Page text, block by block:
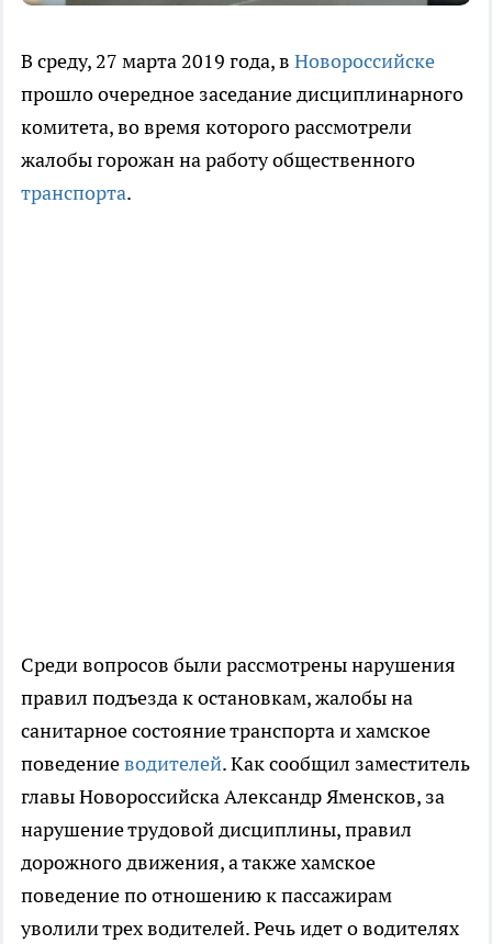
В среду, 27 марта 2019 года, в Новороссийске
прошло очередное заседание дисциплинарного
комитета, во время которого рассмотрели
жалобы горожан на работу общественного
транспорта.
Среди вопросов были рассмотрены нарушения
правил подъезда к остановкам, жалобы на
санитарное состояние транспорта и хамское
поведениеводителей. Как сообщил заместитель
главы Новороссийска Александр Яменсков, за
нарушение трудовой дисциплины, правил
дорожного движения, а также хамское
поведение по отношению к пассажирам
уволили трех водителей. Речь идет о водителях